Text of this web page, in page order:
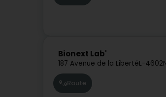
Bionext Lab'
187 Avenue de la LibertéL-4602
Route